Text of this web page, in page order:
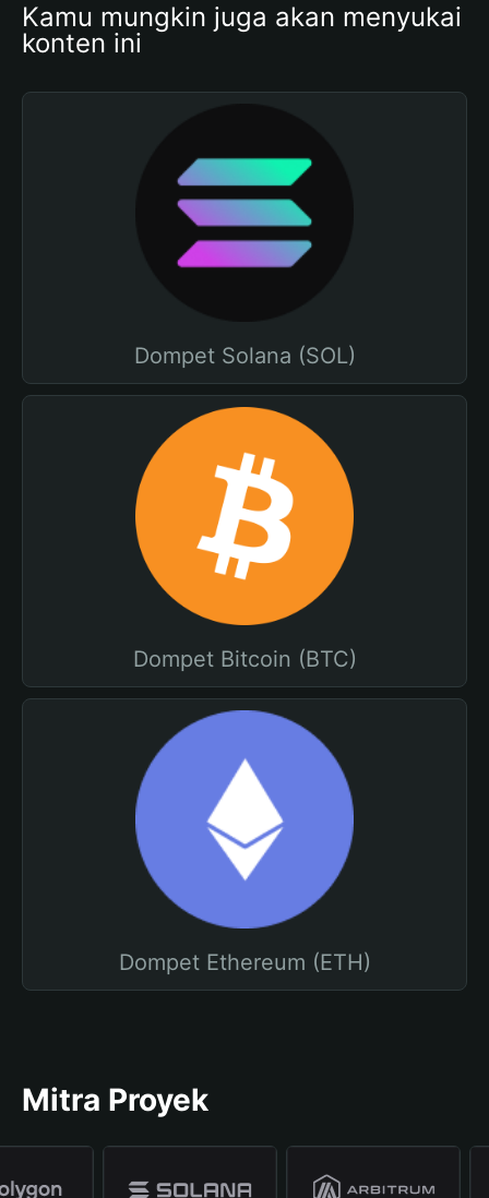
Kamu mungkin juga akan menyukai
konten ini
Dompet Solana (SOL)
Dompet Bitcoin (BTC)
Dompet Ethereum (ETH)
Mitra Proyek